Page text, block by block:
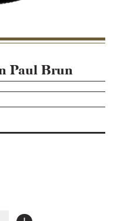
Paul Brun